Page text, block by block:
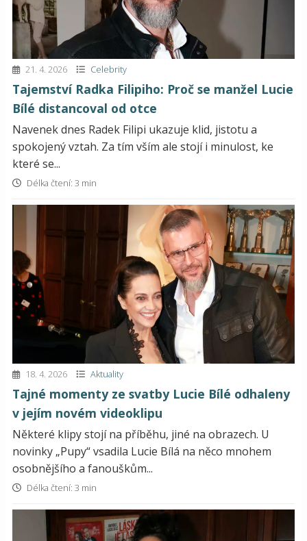
21. 4. 2026 Celebrity
Tajemství Radka Filipiho: Proč se manžel Lucie
Bílé distancoval od otce
Navenek dnes Radek Filipi ukazuje klid, jistotu a
spokojený vztah. Za tím vším ale stojí i minulost, ke
které se...
Délka čtení: 3 min
18. 4. 2026 Aktuality
Tajné momenty ze svatby Lucie Bílé odhaleny
v jejím novém videoklipu
Některé klipy stojí na příběhu, jiné na obrazech. U
novinky „Pupy“ vsadila Lucie Bílá na něco mnohem
osobnějšího a fanouškům...
Délka čtení: 3 min